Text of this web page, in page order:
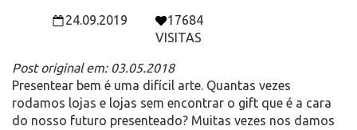
24.09.2019
17684
VISITAS
Post original em: 03.05.2018
Presentear bem é uma difícil arte. Quantas vezes
rodamos lojas e lojas sem encontrar o gift que é a cara
do nosso futuro presenteado? Muitas vezes nos damos